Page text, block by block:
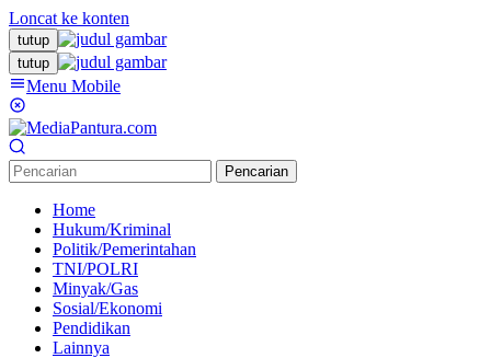
Loncat ke konten
tutup
tutup
Menu Mobile
Pencarian
Home
Hukum/Kriminal
Politik/Pemerintahan
TNI/POLRI
Minyak/Gas
Sosial/Ekonomi
Pendidikan
Lainnya